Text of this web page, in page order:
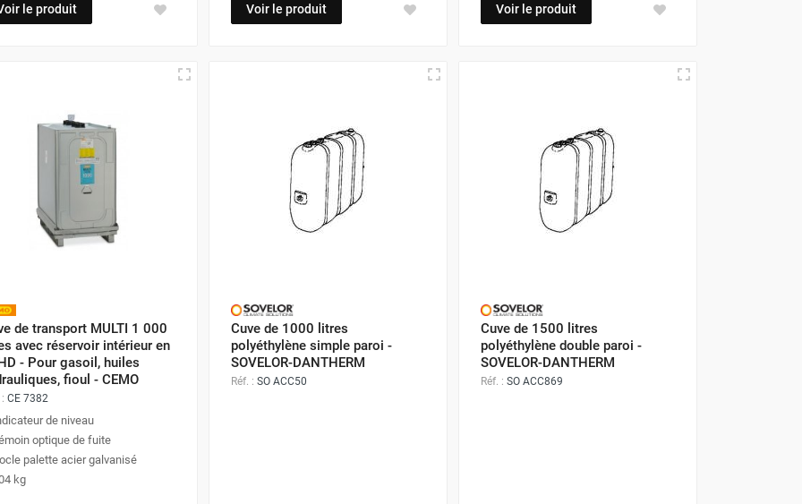
le produit Voir le produit Voir le produit
de transport MULTI 1 000
avec réservoir intérieur en
- Pour gasoil, huiles
fioul - CEMO
CE 7382
de niveau
optique de fuite
palette acier galvanisé
kg
Cuve de 1000 litres
polyéthylène simple paroi -
SOVELOR-DANTHERM
Réf. : SO ACC50
Cuve de 1500 litres
polyéthylène double paroi -
SOVELOR-DANTHERM
Réf. : SO ACC869